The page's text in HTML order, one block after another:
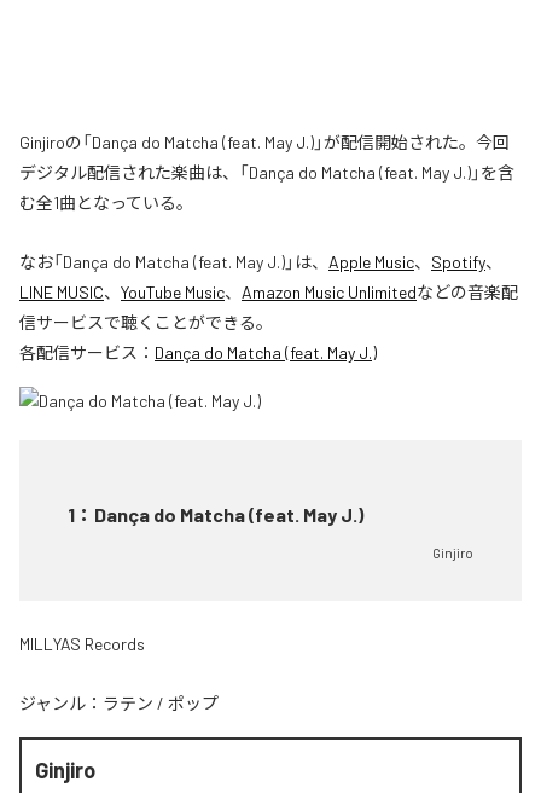
Ginjiroの「Dança do Matcha (feat. May J.)」が配信開始された。今回
デジタル配信された楽曲は、「Dança do Matcha (feat. May J.)」を含
む全1曲となっている。
なお「Dança do Matcha (feat. May J.)」は、 Apple Music、 Spotify、
LINE MUSIC、 YouTube Music、 Amazon Music Unlimitedなどの音楽配
信サービスで聴くことができる。
各配信サービス： Dança do Matcha (feat. May J.)
1 ： Dança do Matcha (feat. May J.)
Ginjiro
MILLYAS Records
ジャンル： ラテン / ポップ
Ginjiro